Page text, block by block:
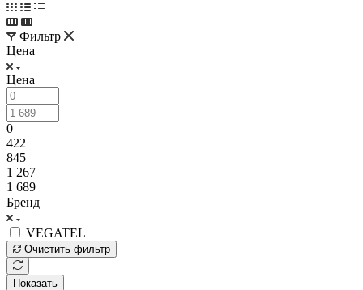
Фильтр
Цена
Цена
0
422
845
1 267
1 689
Бренд
VEGATEL
Очистить фильтр
Показать